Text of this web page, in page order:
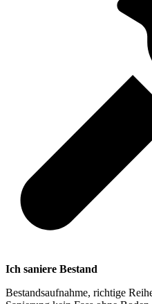
Ich saniere Bestand
Bestandsaufnahme, richtige